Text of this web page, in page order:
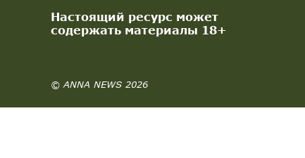
Настоящий ресурс может
содержать материалы 18+
© ANNA NEWS 2026